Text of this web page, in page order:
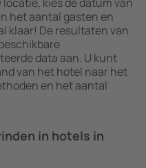
het aantal gasten en
klaar! De resultaten van
data aan. U kunt
van het hotel naar het
en het aantal
in hotels in